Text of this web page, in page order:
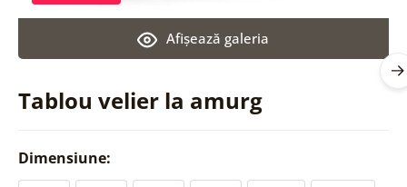
Tablou velier la amurg
Afişează galeria
Dimensiune: